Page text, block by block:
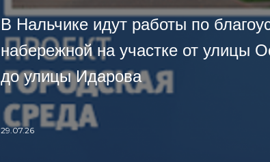
В Нальчике идут работы по
набережной на участке от улицы
до улицы Идарова
29.07.26